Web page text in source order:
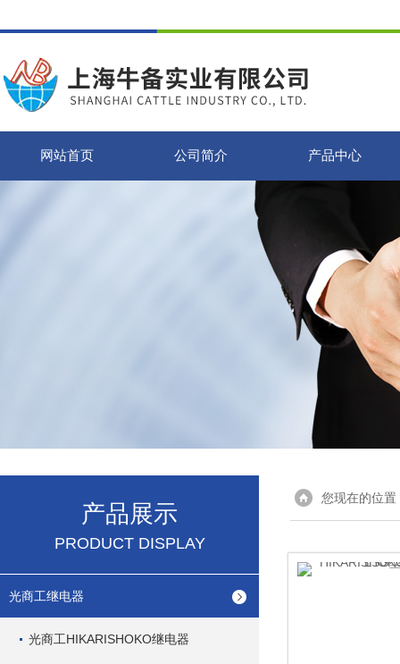
网站首页 公司简介 产品中心
产品展示
PRODUCT DISPLAY
光商工继电器
光商工HIKARISHOKO继电器
您现在的位置